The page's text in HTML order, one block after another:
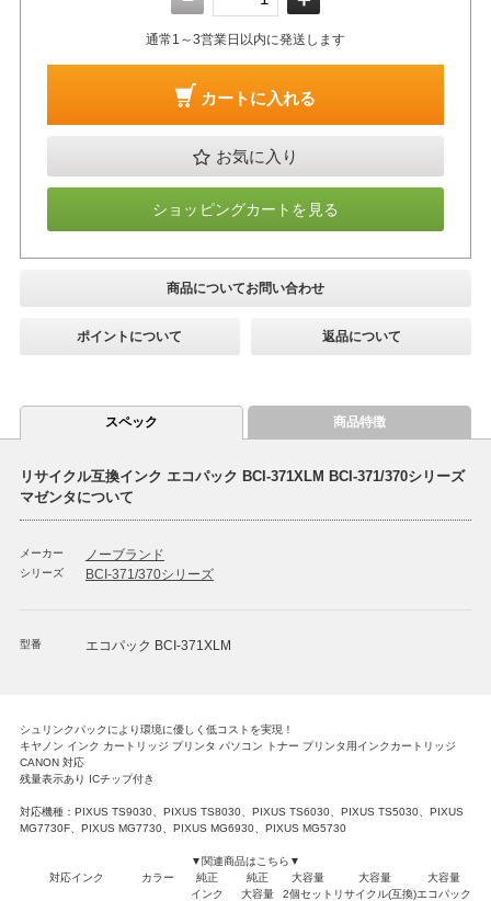
通常1～3営業日以内に発送します
カートに入れる
お気に入り
ショッピングカートを見る
商品についてお問い合わせ
ポイントについて 返品について
スペック 商品特徴
リサイクル互換インク エコパック BCI-371XLM BCI-371/370シリーズ
マゼンタについて
メーカー ノーブランド
シリーズ BCI-371/370シリーズ
型番 エコパック BCI-371XLM
シュリンクパックにより環境に優しく低コストを実現！
キヤノン インク カートリッジ プリンタ パソコン トナー プリンタ用インクカートリッジ
CANON 対応
残量表示あり ICチップ付き
対応機種：PIXUS TS9030、PIXUS TS8030、PIXUS TS6030、PIXUS TS5030、PIXUS
MG7730F、PIXUS MG7730、PIXUS MG6930、PIXUS MG5730
▼関連商品はこちら▼
対応インク
カラー
純正
インク
純正
大容量
大容量
2個セット
大容量
リサイクル(互換)
大容量
エコパック